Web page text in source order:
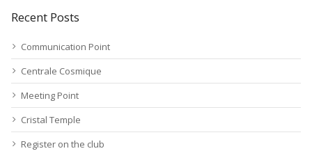
Recent Posts
Communication Point
Centrale Cosmique
Meeting Point
Cristal Temple
Register on the club